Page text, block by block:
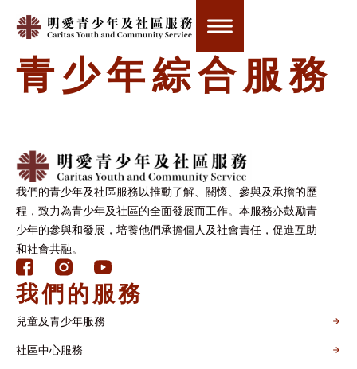
明愛賽馬會赤柱
青少年綜合服務
我們的青少年及社區服務以推動了解、關懷、參與及承擔的歷
程，致力為青少年及社區的全面發展而工作。本服務亦鼓勵青
少年的參與和發展，培養他們承擔個人及社會責任，促進互助
和社會共融。
我們的服務
兒童及青少年服務
社區中心服務